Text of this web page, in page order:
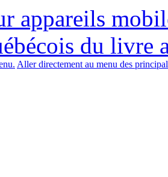
appareils
du livre
Aller directement au menu des